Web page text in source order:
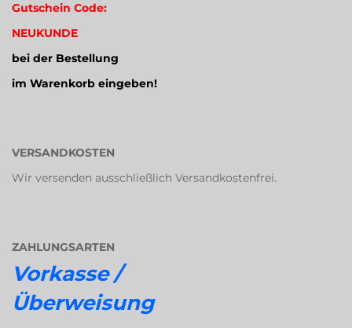
Gutschein Code:
NEUKUNDE
bei der Bestellung
im Warenkorb eingeben!
VERSANDKOSTEN
Wir versenden ausschließlich Versandkostenfrei.
ZAHLUNGSARTEN
Vorkasse /
Überweisung